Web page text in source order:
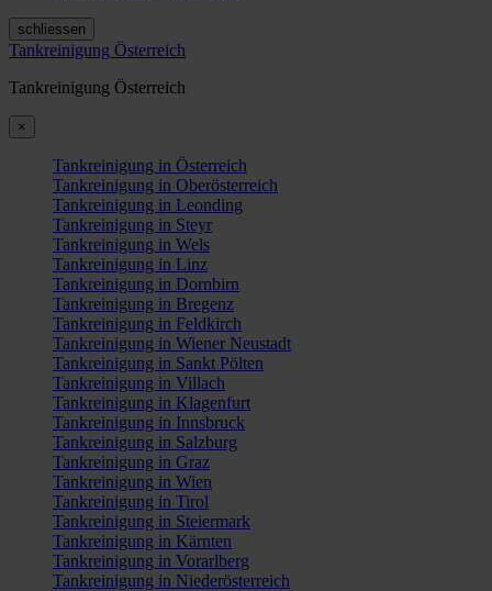
schliessen
Tankreinigung Österreich
Tankreinigung Österreich
×
Tankreinigung in Österreich
Tankreinigung in Oberösterreich
Tankreinigung in Leonding
Tankreinigung in Steyr
Tankreinigung in Wels
Tankreinigung in Linz
Tankreinigung in Dornbirn
Tankreinigung in Bregenz
Tankreinigung in Feldkirch
Tankreinigung in Wiener Neustadt
Tankreinigung in Sankt Pölten
Tankreinigung in Villach
Tankreinigung in Klagenfurt
Tankreinigung in Innsbruck
Tankreinigung in Salzburg
Tankreinigung in Graz
Tankreinigung in Wien
Tankreinigung in Tirol
Tankreinigung in Steiermark
Tankreinigung in Kärnten
Tankreinigung in Vorarlberg
Tankreinigung in Niederösterreich